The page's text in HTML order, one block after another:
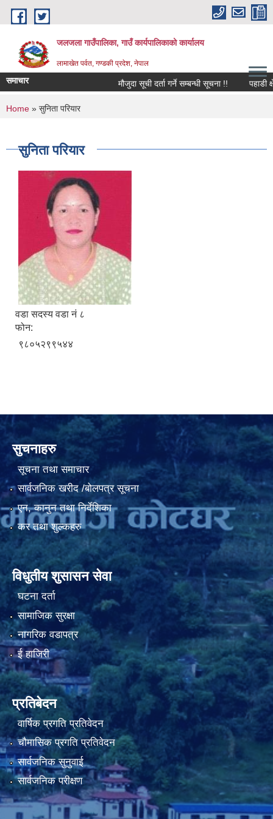
Skip to main content
जलजला गाउँपालिका, गाउँ कार्यपालिकाको कार्यालय
लामाखेत पर्वत, गण्डकी प्रदेश, नेपाल
नियमित खाेप केन्द्र विवरण
समाचार मौजुदा सूची दर्ता गर्ने सम्बन्धी सूचना !! पहाडी
You are here
Home » सुनिता परियार
सुनिता परियार
वडा सदस्य वडा नं ८
फोन:
९८०५२९९५४४
सुचनाहरु
सूचना तथा समाचार
सार्वजनिक खरीद /बोलपत्र सूचना
एन, कानुन तथा निर्देशिका
कर तथा शुल्कहरु
विधुतीय शुसासन सेवा
घटना दर्ता
सामाजिक सुरक्षा
नागरिक वडापत्र
ई हाजिरी
प्रतिबेदन
वार्षिक प्रगति प्रतिवेदन
चौमासिक प्रगति प्रतिवेदन
सार्वजनिक सुनुवाई
सार्वजनिक परीक्षण